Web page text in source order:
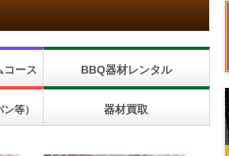
コース BBQ器材レンタル
等） 器材買取